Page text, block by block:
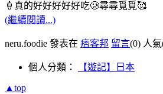
🍦真的好好好好好吃🥲尋尋覓覓🥰
(繼續閱讀...)
neru.foodie 發表在 痞客邦 留言(0) 人
個人分類： 【遊記】日本
▲top